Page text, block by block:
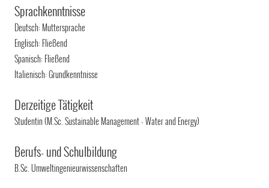
Sprachkenntnisse
Deutsch: Muttersprache
Englisch: Fließend
Spanisch: Fließend
Italienisch: Grundkenntnisse
Derzeitige Tätigkeit
Studentin (M.Sc. Sustainable Management - Water and Energy)
Berufs- und Schulbildung
B.Sc. Umweltingenieurwissenschaften